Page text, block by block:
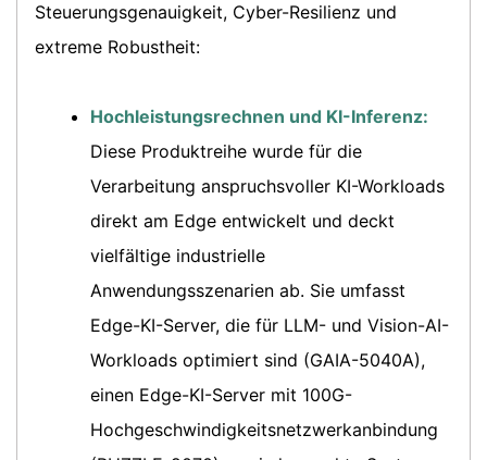
Steuerungsgenauigkeit, Cyber-Resilienz und
extreme Robustheit:
Hochleistungsrechnen und KI-Inferenz:
Diese Produktreihe wurde für die
Verarbeitung anspruchsvoller KI-Workloads
direkt am Edge entwickelt und deckt
vielfältige industrielle
Anwendungsszenarien ab. Sie umfasst
Edge-KI-Server, die für LLM- und Vision-AI-
Workloads optimiert sind (GAIA-5040A),
einen Edge-KI-Server mit 100G-
Hochgeschwindigkeitsnetzwerkanbindung